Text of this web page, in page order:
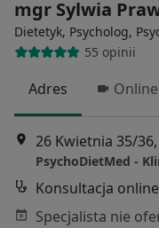
mgr Sylwia
Dietetyk, Psycholog,
55 opinii
Adres Online
26 Kwietnia 35/
Konsultacja online